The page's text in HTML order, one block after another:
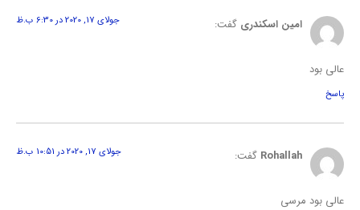
امين اسکندریگفت: جولای 17, 2020 در 6:30 ب.ظ
عالي بود
پاسخ
Rohallahگفت: جولای 17, 2020 در 10:51 ب.ظ
عالی بود مرسی